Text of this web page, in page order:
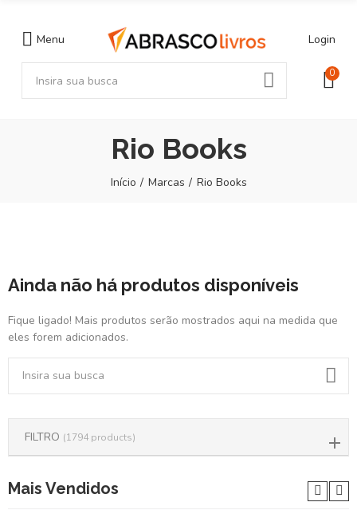
Menu Login
0
Rio Books
Início Marcas Rio Books
Ainda não há produtos disponíveis
Fique ligado! Mais produtos serão mostrados aqui na medida que
eles forem adicionados.
FILTRO (1794 products)
Mais Vendidos